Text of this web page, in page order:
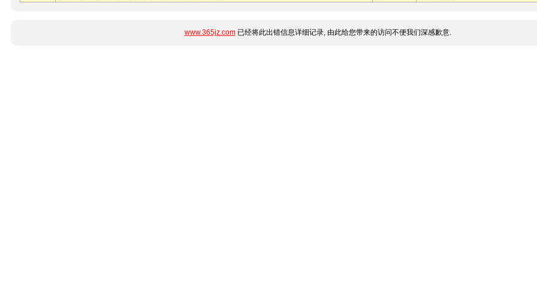
www.365jz.com已经将此出错信息详细记录, 由此给您带来的访问不便我们深感歉意.